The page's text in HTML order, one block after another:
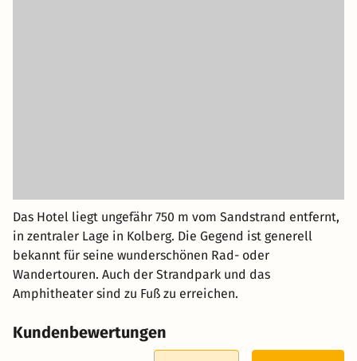
Das Hotel liegt ungefähr 750 m vom Sandstrand entfernt,
in zentraler Lage in Kolberg. Die Gegend ist generell
bekannt für seine wunderschönen Rad- oder
Wandertouren. Auch der Strandpark und das
Amphitheater sind zu Fuß zu erreichen.
Kundenbewertungen